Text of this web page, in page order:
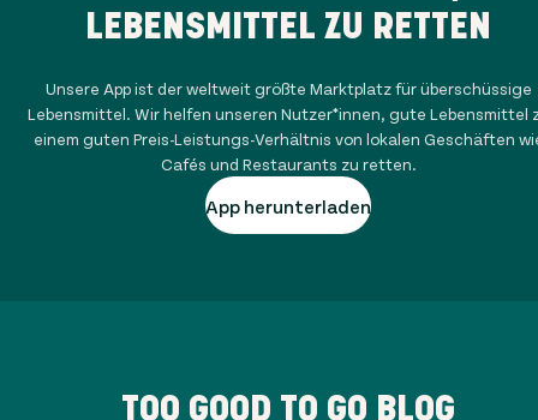
LEBENSMITTEL ZU RETTEN
Unsere App ist der weltweit größte Marktplatz für überschüssige
Lebensmittel. Wir helfen unseren Nutzer*innen, gute Lebensmittel
einem guten Preis-Leistungs-Verhältnis von lokalen Geschäften
Cafés und Restaurants zu retten.
App herunterladen
TOO GOOD TO GO BLOG